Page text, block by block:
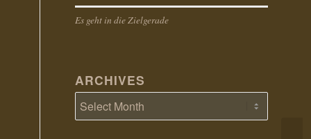
Es geht in die Zielgerade
ARCHIVES